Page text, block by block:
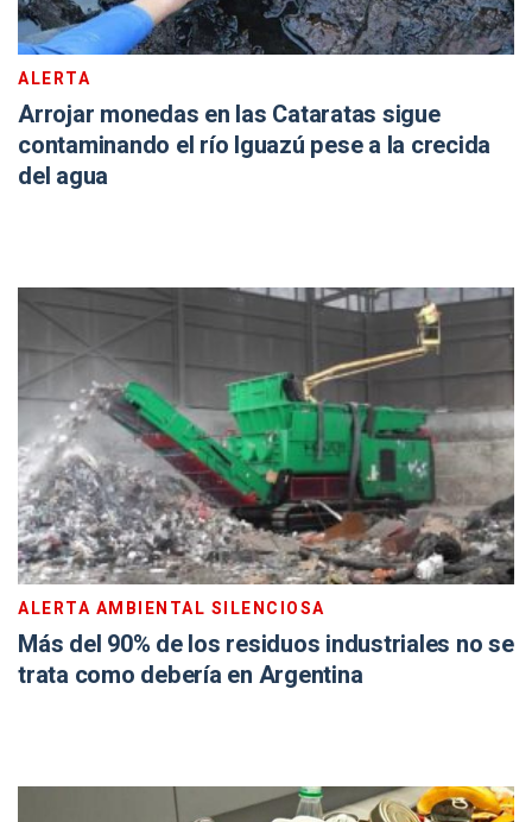
ALERTA
Arrojar monedas en las Cataratas sigue
contaminando el río Iguazú pese a la crecida
del agua
ALERTA AMBIENTAL SILENCIOSA
Más del 90% de los residuos industriales no se
trata como debería en Argentina